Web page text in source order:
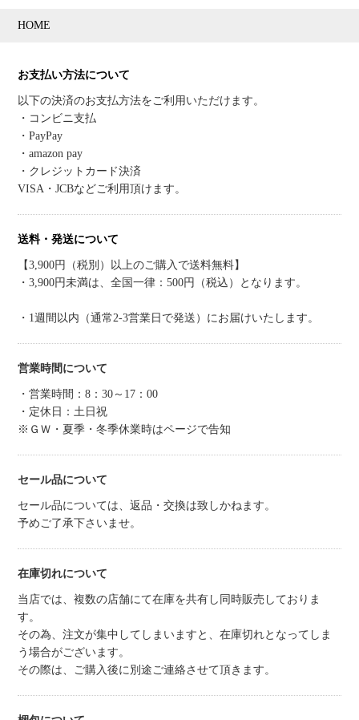
HOME
お支払い方法について
以下の決済のお支払方法をご利用いただけます。
・コンビニ支払
・PayPay
・amazon pay
・クレジットカード決済
VISA・JCBなどご利用頂けます。
送料・発送について
【3,900円（税別）以上のご購入で送料無料】
・3,900円未満は、全国一律：500円（税込）となります。
・1週間以内（通常2-3営業日で発送）にお届けいたします。
営業時間について
・営業時間：8：30～17：00
・定休日：土日祝
※ＧＷ・夏季・冬季休業時はページで告知
セール品について
セール品については、返品・交換は致しかねます。
予めご了承下さいませ。
在庫切れについて
当店では、複数の店舗にて在庫を共有し同時販売しておりま
す。
その為、注文が集中してしまいますと、在庫切れとなってしま
う場合がございます。
その際は、ご購入後に別途ご連絡させて頂きます。